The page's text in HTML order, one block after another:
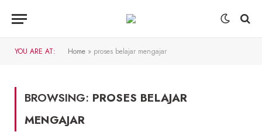
YOU ARE AT: Home » proses belajar mengajar
BROWSING: PROSES BELAJAR
MENGAJAR